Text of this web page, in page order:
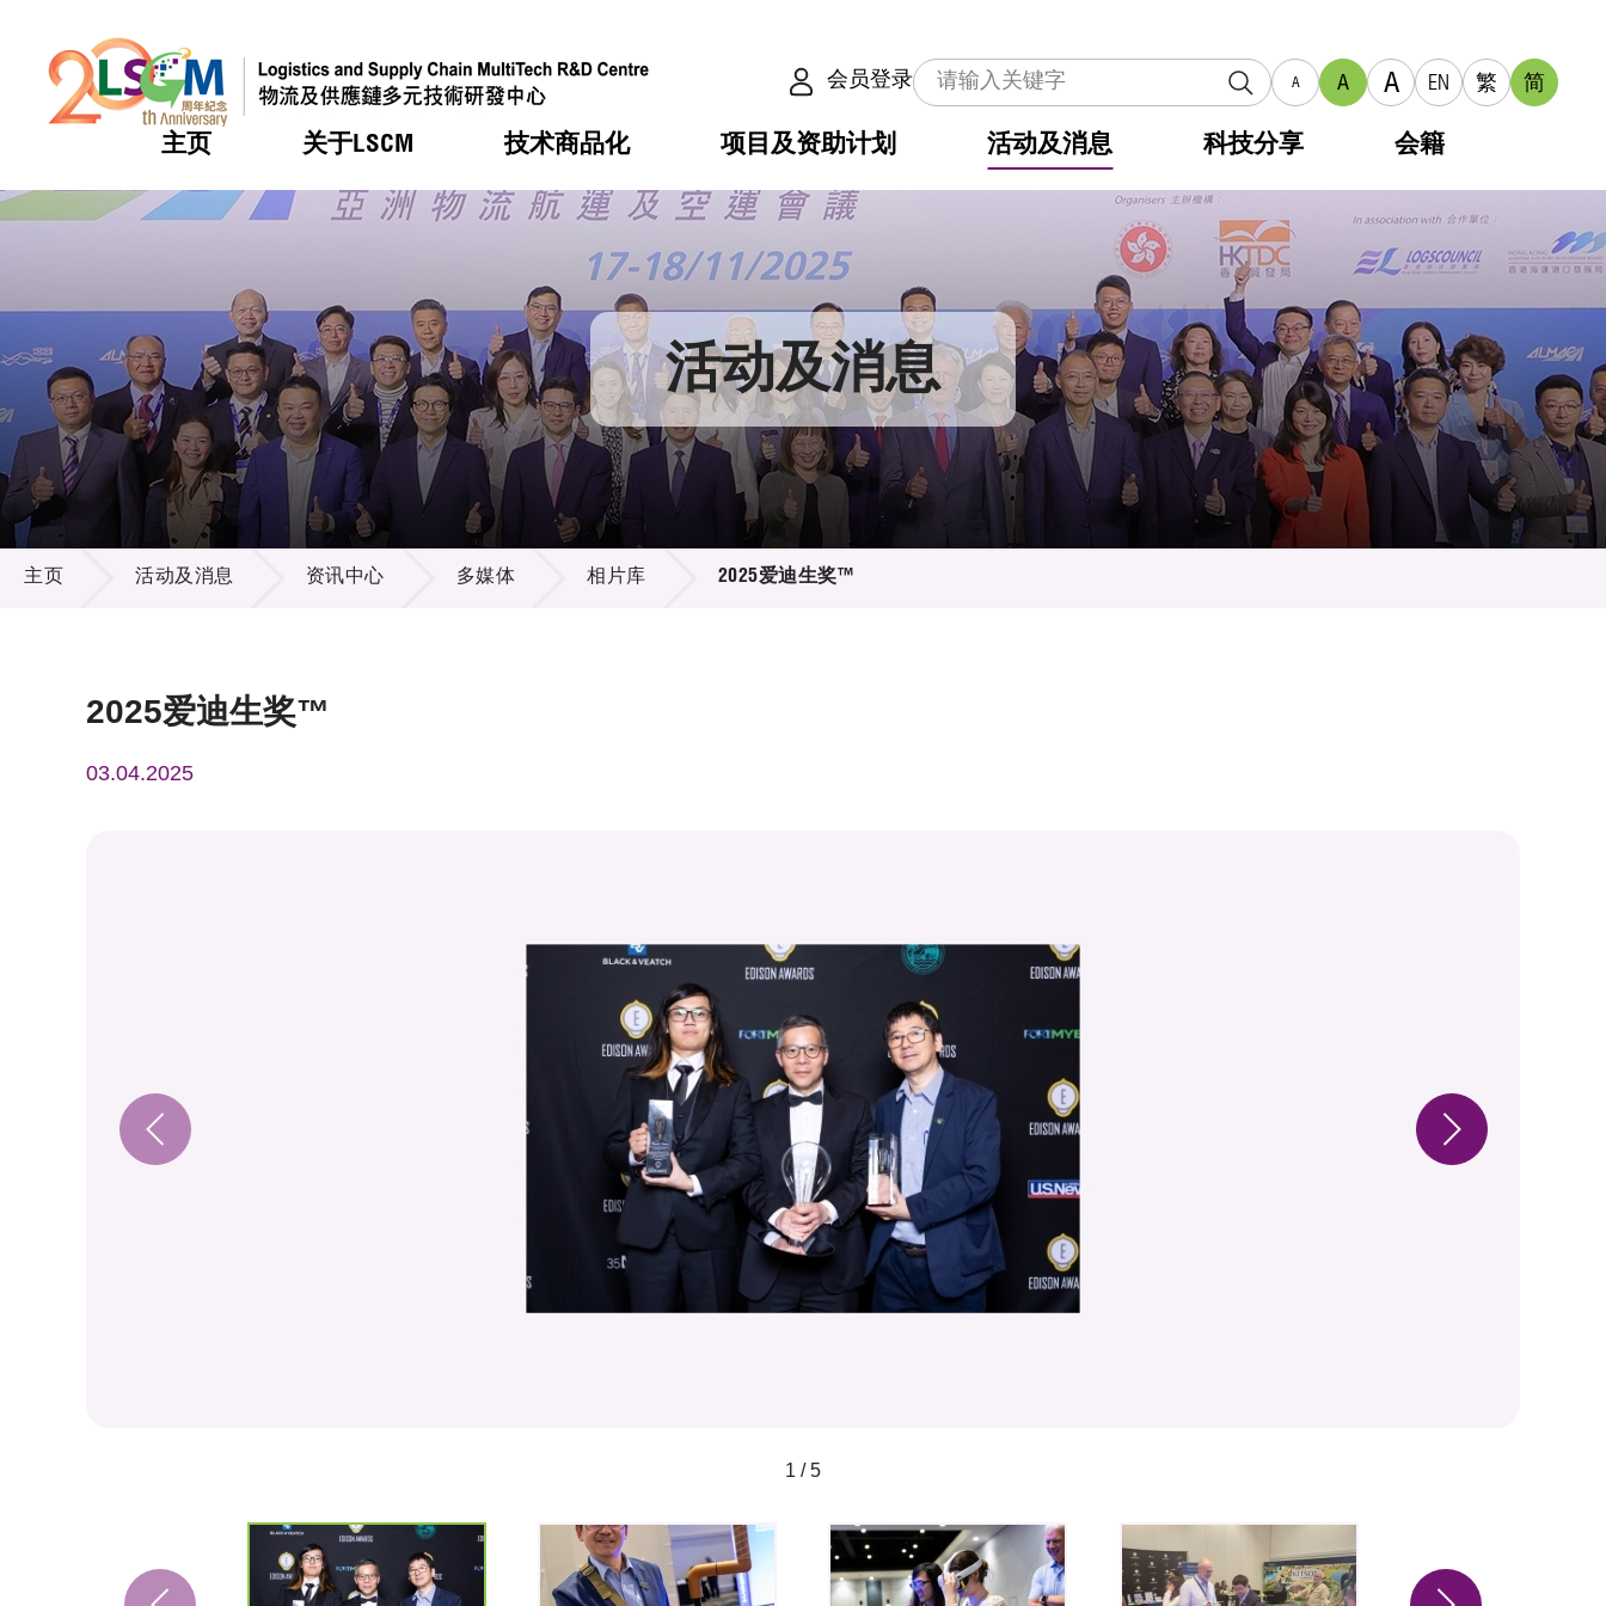
会员登录 A A A EN 繁 简
主页 关于LSCM
热门 机构简介
组织架构
组织架构
董事局
研究顾问
招标通告
技术商品化
热门 服务
可获授权之技术
应用于公共服务之创新技术
重点项目
项目及资助计划
热门 合作计划
资助计划
资助计划
税务优惠
申请
评审
征求研发项目计划书
项目资料库
活动及消息
热门 活动
奖项
新闻中心
媒体报导
新闻稿
资讯中心
多媒体
出版刊物
科技分享 会籍
热门 会籍及服务
会员列表
会员登入 活动及消息
活动及消息
主页 活动及消息 资讯中心 多媒体 相片库 2025爱迪生奖™
2025爱迪生奖™
03.04.2025
1 / 5